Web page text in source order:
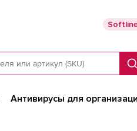
Антивирусы для